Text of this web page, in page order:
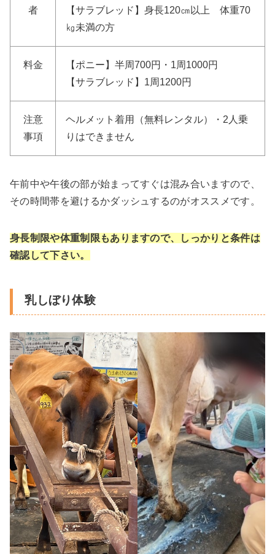
者
【サラブレッド】身長120㎝以上 体重70
㎏未満の方
料金
【ポニー】半周700円・1周1000円
【サラブレッド】1周1200円
注意
事項
ヘルメット着用（無料レンタル）・2人乗
りはできません
午前中や午後の部が始まってすぐは混み合いますので、
その時間帯を避けるかダッシュするのがオススメです。
身長制限や体重制限もありますので、しっかりと条件は
確認して下さい。
乳しぼり体験